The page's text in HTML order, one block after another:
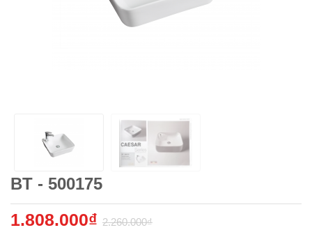
BT - 500175
1.808.000₫ 2.260.000₫